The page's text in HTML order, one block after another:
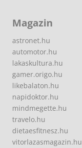
Magazin
astronet.hu
automotor.hu
lakaskultura.hu
gamer.origo.hu
likebalaton.hu
napidoktor.hu
mindmegette.hu
travelo.hu
dietaesfitnesz.hu
vitorlazasmagazin.hu